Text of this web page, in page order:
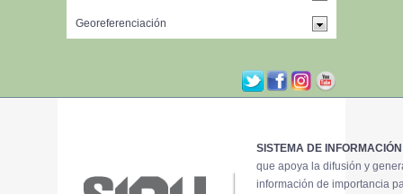
SISTEMA DE
que apoya la difusión y
información de importancia